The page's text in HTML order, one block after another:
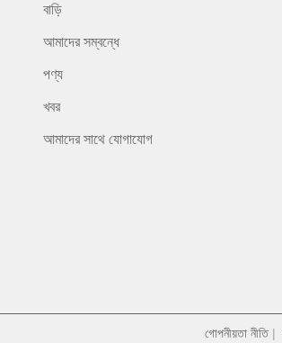
বাড়ি
আমাদের সম্বন্ধে
পণ্য
খবর
আমাদের সাথে যোগাযোগ
গোপনীয়তা নীতি|